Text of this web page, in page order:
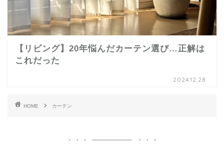
【リビング】20年悩んだカーテン選び…正解は
これだった
2024.12.28
HOME カーテン